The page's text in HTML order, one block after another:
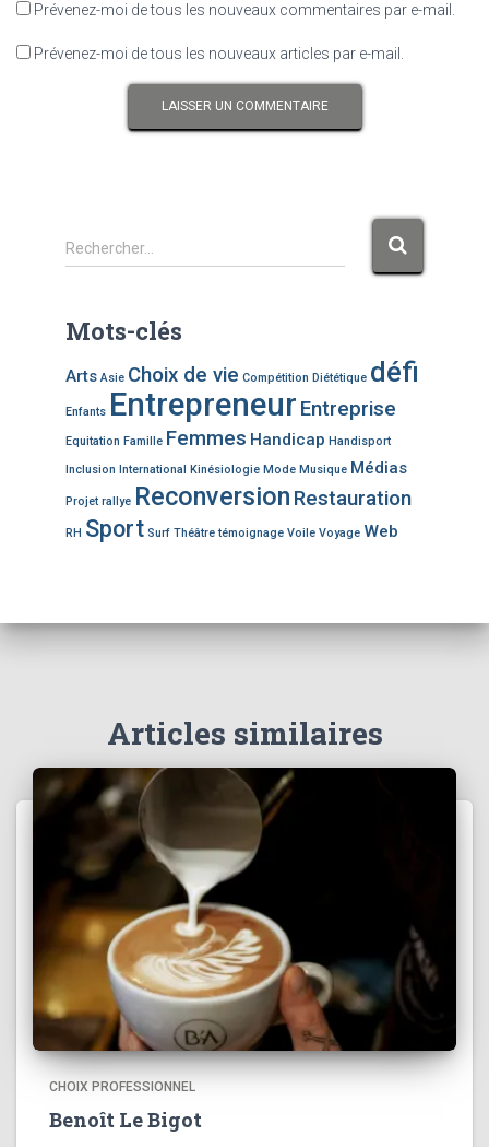
Prévenez-moi de tous les nouveaux commentaires par e-mail.
Prévenez-moi de tous les nouveaux articles par e-mail.
R
e
h
r
c
:
Rechercher…
Mots-clés
Arts Asie Choix de vie Compétition Diététique défi
Enfants Entrepreneur Entreprise
Equitation Famille Femmes Handicap Handisport
Inclusion International Kinésiologie Mode Musique Médias
Projet rallye Reconversion Restauration
RH Sport Surf Théâtre témoignage Voile Voyage Web
Articles similaires
CHOIX PROFESSIONNEL
Benoît Le Bigot